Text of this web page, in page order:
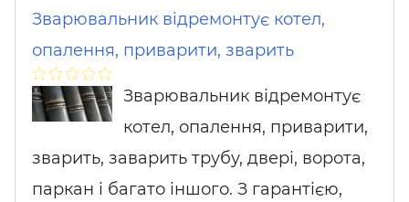
Зварювальник відремонтує котел,
опалення, приварити, зварить
Зварювальник відремонтує
котел, опалення, приварити,
зварить, заварить трубу, двері, ворота,
паркан і багато іншого. З гарантією,